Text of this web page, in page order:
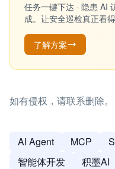
任务一键下达 · 隐患 AI
成。让安全巡检真正看
了解方案
如有侵权，请联系删除。
AI Agent MCP
智能体开发
积墨AI